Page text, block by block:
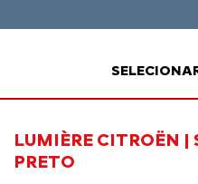
LUMIÈRE CITROËN |
PRETO